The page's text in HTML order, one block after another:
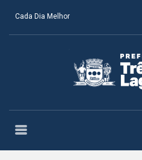
Cada Dia Melhor